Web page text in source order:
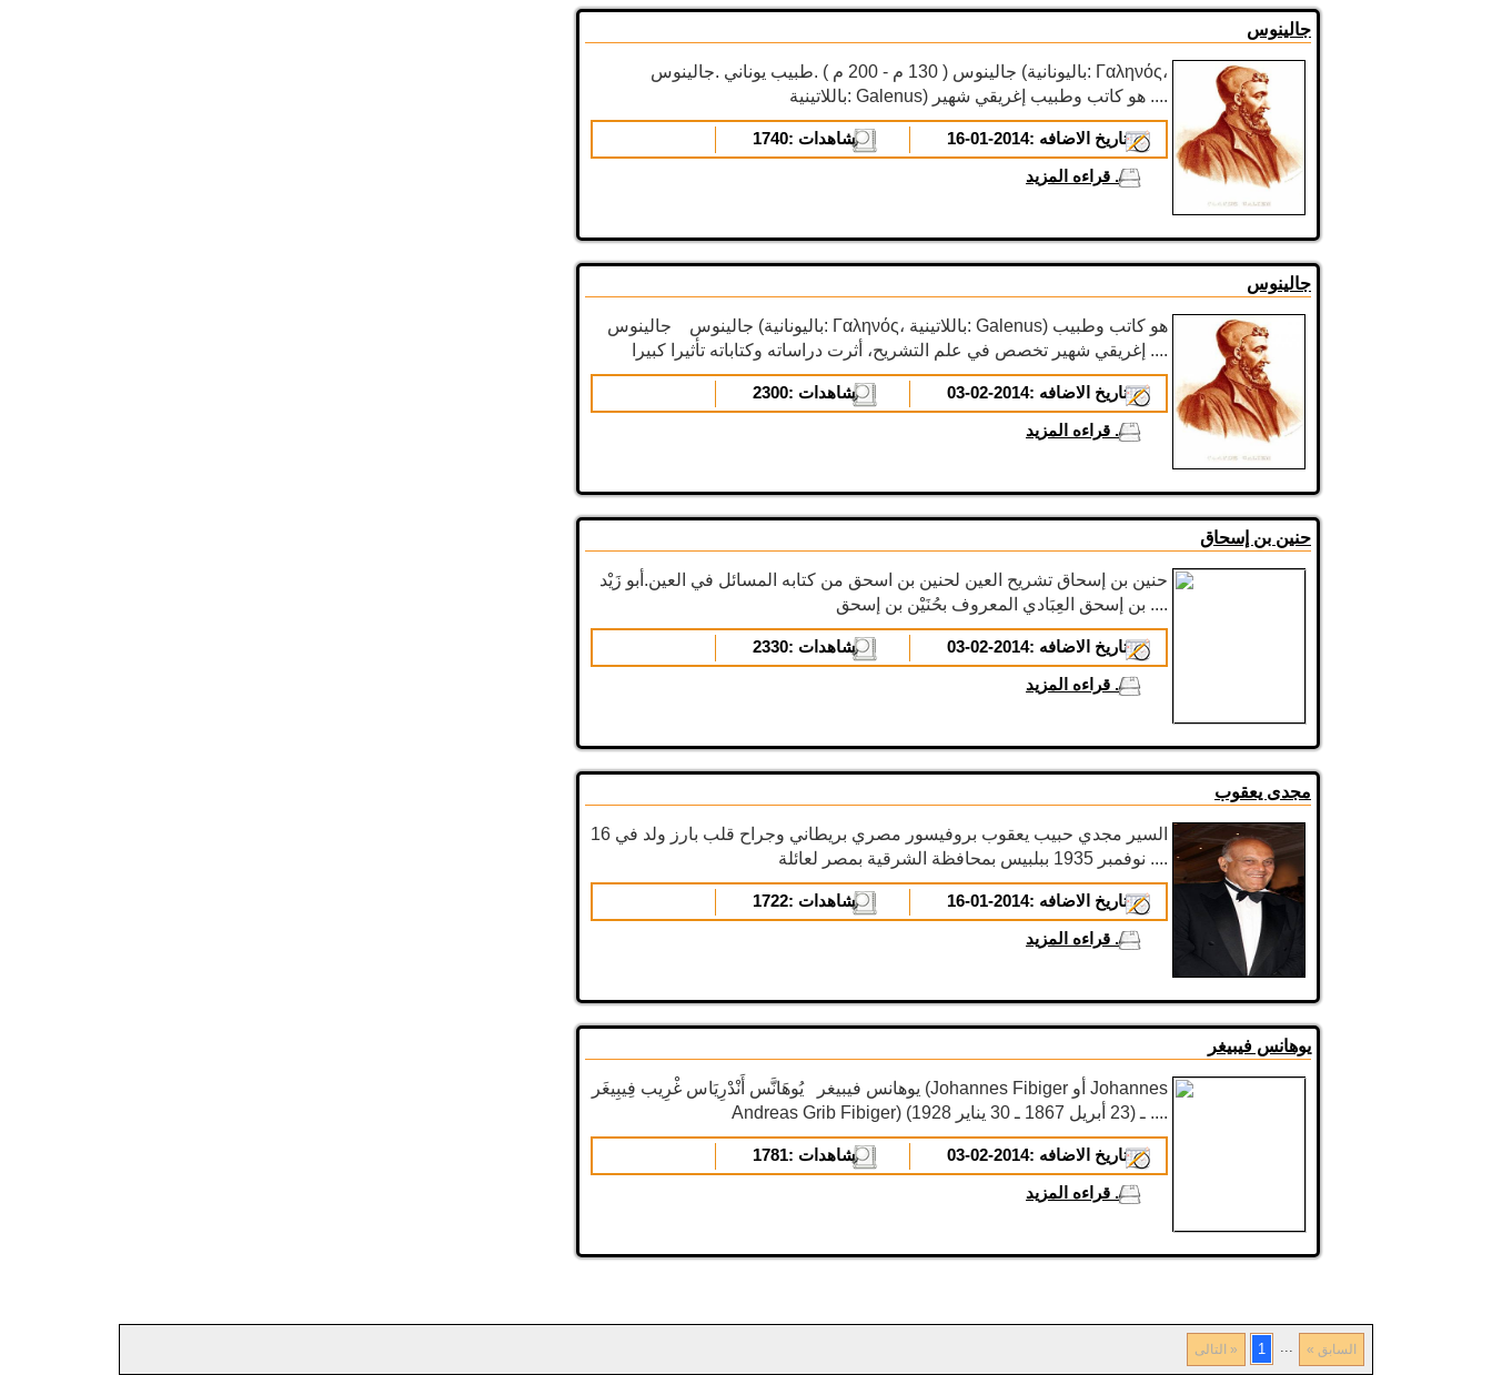
جالينوس
جالينوس ( 130 م - 200 م ) .طبيب يوناني .جالينوس (باليونانية: Γαληνός،
باللاتينية: Galenus) هو كاتب وطبيب إغريقي شهير ....
تاريخ الاضافه :2014-01-16 المشاهدات :1740
قراءه المزيد ...
جالينوس
جالينوس جالينوس (باليونانية: Γαληνός، باللاتينية: Galenus) هو كاتب وطبيب
إغريقي شهير تخصص في علم التشريح، أثرت دراساته وكتاباته تأثيرا كبيرا ....
تاريخ الاضافه :2014-02-03 المشاهدات :2300
قراءه المزيد ...
حنين بن إسحاق
حنين بن إسحاق تشريح العين لحنين بن اسحق من كتابه المسائل في العين.أبو زَيْد
بن إسحق العِبَادي المعروف بحُنَيْن بن إسحق ....
تاريخ الاضافه :2014-02-03 المشاهدات :2330
قراءه المزيد ...
مجدى يعقوب
السير مجدي حبيب يعقوب بروفيسور مصري بريطاني وجراح قلب بارز ولد في 16
نوفمبر 1935 ببلبيس بمحافظة الشرقية بمصر لعائلة ....
تاريخ الاضافه :2014-01-16 المشاهدات :1722
قراءه المزيد ...
يوهانس فيبيغر
يوهانس فيبيغر يُوهَانَّس أَنْدْرِيَاس غْرِيب فِيبِيغَر (Johannes Fibiger أو Johannes
Andreas Grib Fibiger) ـ (23 أبريل 1867 ـ 30 يناير 1928) ....
تاريخ الاضافه :2014-02-03 المشاهدات :1781
قراءه المزيد ...
« السابق ...
1 التالى »